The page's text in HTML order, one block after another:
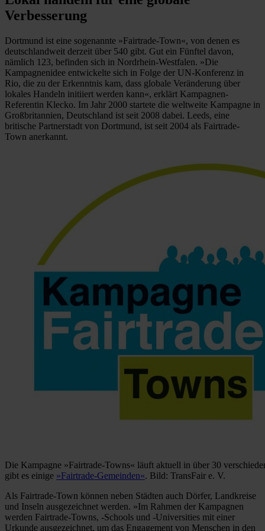
Verbesserung
Dortmund ist eine sogenannte »Fairtrade-Town«, von denen es
deutschlandweit derzeit über 540 gibt. Gut ein Fünftel davon,
nämlich 123, befinden sich in Nordrhein-Westfalen. »Die
Kampagnenidee entwickelte sich in Folge der UN-Konferenz in
Rio, die zu der Erkenntnis kam, dass globale Veränderung über
lokales Handeln initiiert werden kann«, erklärt Kampagnen-
Referentin Klecko. Im Jahr 2000 startete die weltweite Kampagne in
Großbritannien, Deutschland ist seit 2008 dabei. Leeds, eine
britische Partnerstadt von Dortmund, ist seit 2004 als Fairtrade-
Town anerkannt.
Die Kampagne »Fairtrade-Towns« läuft aktuell in über 30
gibt es einige »Fairtrade-Gemeinden«. Bild: TransFair e. V.
Als Fairtrade-Town können neben Städten auch Dörfer, Landkreise
und Inseln ausgezeichnet werden. »Im Rahmen der Kampagnen
werden Fairtrade-Towns, -Schools und -Universities mit einer
Urkunde ausgezeichnet, um das Engagement von Menschen in den